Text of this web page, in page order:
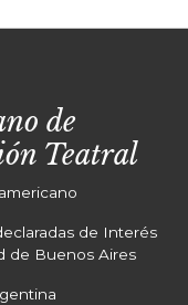
de
Teatral
de Interés
de Buenos Aires